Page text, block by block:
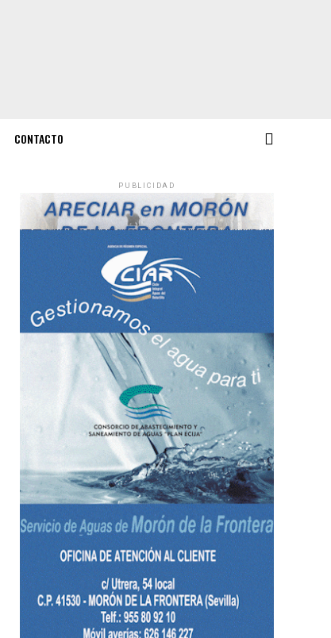
CONTACTO
PUBLICIDAD